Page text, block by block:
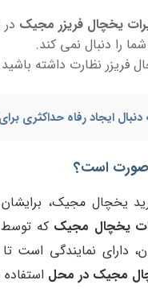
یخچال فریزر مجیک
را دنبال نمی کند.
فریزر نظارت داشته
دنبال ایجاد رفاه حداکثری
است؟
یخچال مجیک،
یخچال مجیک که
نمایندگی است تا
مجیک در محل استفاده